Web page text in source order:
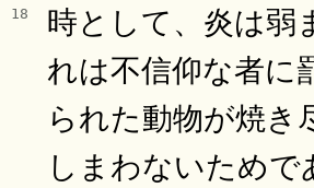
18
時として、炎は弱
れは不信仰な者に
られた動物が焼き
しまわないためで